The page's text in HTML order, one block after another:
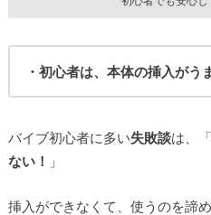
・初心者は、本体の挿入がう
バイブ初心者に多い失敗談は、「
ない！
」
挿入ができなくて、使うのを諦